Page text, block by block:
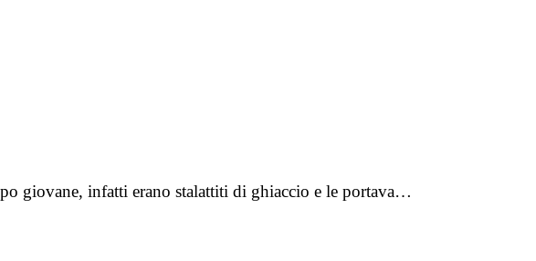
giovane, infatti erano stalattiti di ghiaccio e le portava…